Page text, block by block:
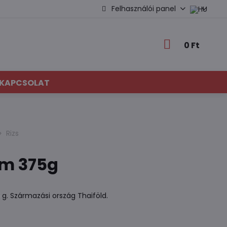
Felhasználói panel
0 Ft
Rizs
375g
Származási ország Thaiföld.